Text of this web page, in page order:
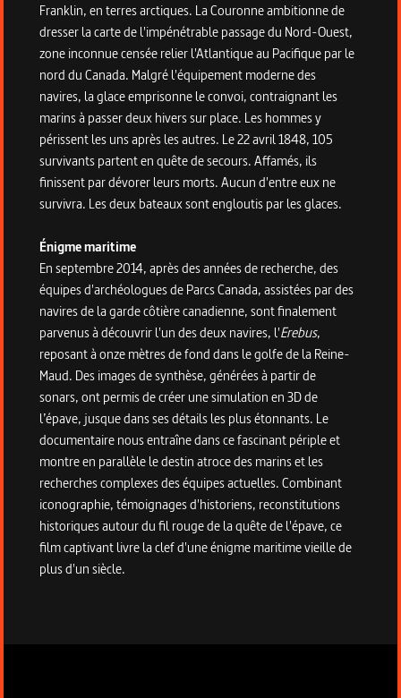
Franklin, en terres arctiques. La Couronne ambitionne de
dresser la carte de l'impénétrable passage du Nord-Ouest,
zone inconnue censée relier l'Atlantique au Pacifique par le
nord du Canada. Malgré l'équipement moderne des
navires, la glace emprisonne le convoi, contraignant les
marins à passer deux hivers sur place. Les hommes y
périssent les uns après les autres. Le 22 avril 1848, 105
survivants partent en quête de secours. Affamés, ils
finissent par dévorer leurs morts. Aucun d'entre eux ne
survivra. Les deux bateaux sont engloutis par les glaces.
Énigme maritime
En septembre 2014, après des années de recherche, des
équipes d'archéologues de Parcs Canada, assistées par des
navires de la garde côtière canadienne, sont finalement
parvenus à découvrir l'un des deux navires, l'Erebus,
reposant à onze mètres de fond dans le golfe de la Reine-
Maud. Des images de synthèse, générées à partir de
sonars, ont permis de créer une simulation en 3D de
l’épave, jusque dans ses détails les plus étonnants. Le
documentaire nous entraîne dans ce fascinant périple et
montre en parallèle le destin atroce des marins et les
recherches complexes des équipes actuelles. Combinant
iconographie, témoignages d'historiens, reconstitutions
historiques autour du fil rouge de la quête de l'épave, ce
film captivant livre la clef d'une énigme maritime vieille de
plus d'un siècle.